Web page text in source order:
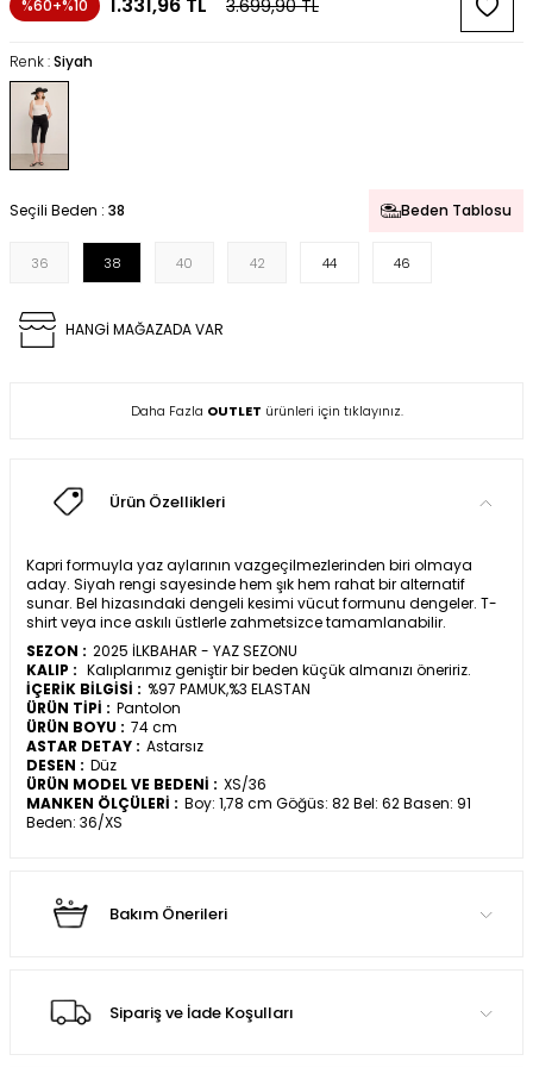
%60+%10 3.699,90TL
Renk :Siyah
Seçili Beden : 38 Beden Tablosu
36 38 40 42 44 46
HANGİ MAĞAZADA VAR
Daha Fazla OUTLET ürünleri için tıklayınız.
Ürün Özellikleri
Kapri formuyla yaz aylarının vazgeçilmezlerinden biri olmaya
aday. Siyah rengi sayesinde hem şık hem rahat bir alternatif
sunar. Bel hizasındaki dengeli kesimi vücut formunu dengeler. T-
shirt veya ince askılı üstlerle zahmetsizce tamamlanabilir.
SEZON : 2025 İLKBAHAR - YAZ SEZONU
KALIP : Kalıplarımız geniştir bir beden küçük almanızı öneririz.
İÇERİK BİLGİSİ : %97 PAMUK,%3 ELASTAN
ÜRÜN TİPİ : Pantolon
ÜRÜN BOYU : 74 cm
ASTAR DETAY : Astarsız
DESEN : Düz
ÜRÜN MODEL VE BEDENİ : XS/36
MANKEN ÖLÇÜLERİ : Boy: 1,78 cm Göğüs: 82 Bel: 62 Basen: 91
Beden: 36/XS
Bakım Önerileri
Sipariş ve İade Koşulları